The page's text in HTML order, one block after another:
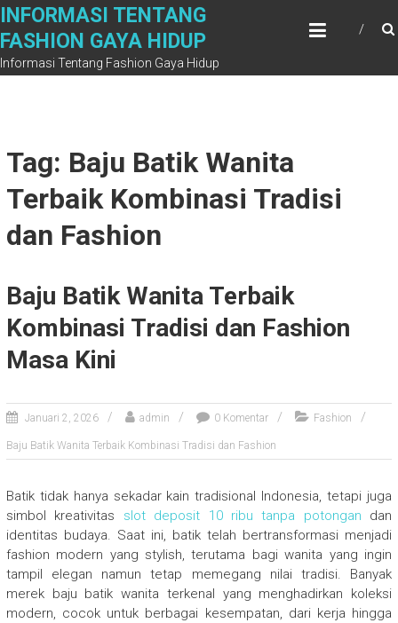
Skip
content
INFORMASI TENTANG
FASHION GAYA HIDUP
Informasi Tentang Fashion Gaya Hidup
Tag: Baju Batik Wanita
Terbaik Kombinasi Tradisi
dan Fashion
Baju Batik Wanita Terbaik
Kombinasi Tradisi dan Fashion
Masa Kini
Januari 2, 2026 admin 0 Komentar Fashion
Baju Batik Wanita Terbaik Kombinasi Tradisi dan Fashion
Batik tidak hanya sekadar kain tradisional Indonesia, tetapi juga
simbol kreativitas slot deposit 10 ribu tanpa potongan dan
identitas budaya. Saat ini, batik telah bertransformasi menjadi
fashion modern yang stylish, terutama bagi wanita yang ingin
tampil elegan namun tetap memegang nilai tradisi. Banyak
merek baju batik wanita terkenal yang menghadirkan koleksi
modern, cocok untuk berbagai kesempatan, dari kerja hingga